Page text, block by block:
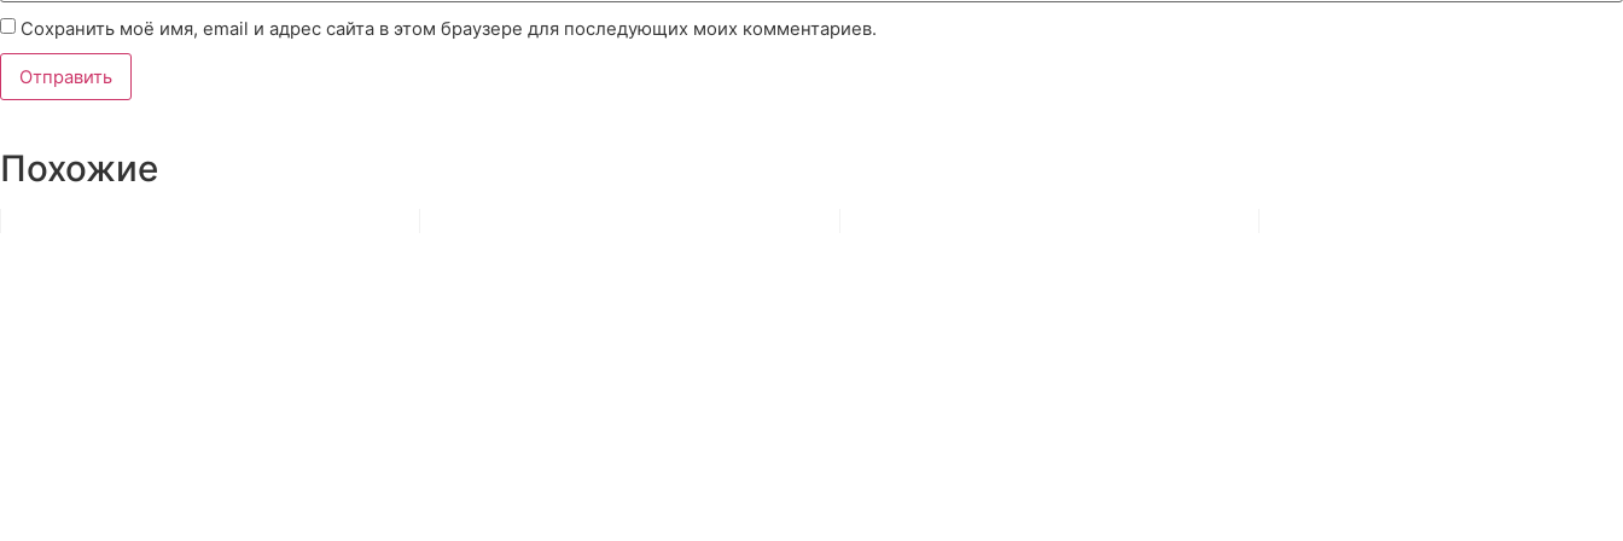
Сохранить моё имя, email и адрес сайта в этом браузере для последующих моих комментариев.
Похожие